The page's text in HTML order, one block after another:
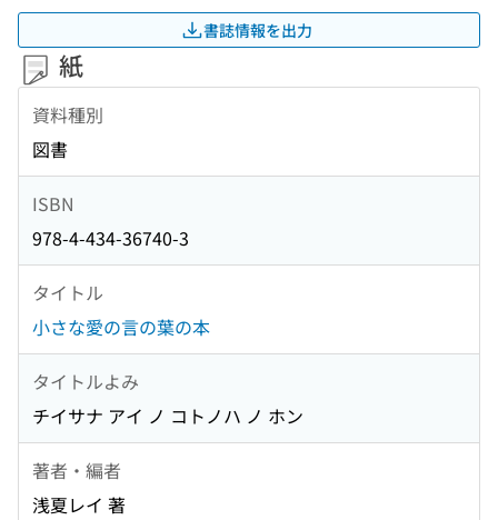
書誌情報を出力
紙
資料種別
図書
ISBN
978-4-434-36740-3
タイトル
小さな愛の言の葉の本
タイトルよみ
チイサナ アイ ノ コトノハ ノ ホン
著者・編者
浅夏レイ 著